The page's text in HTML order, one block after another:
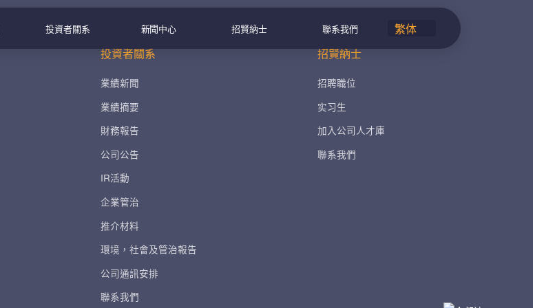
投資者關系 新聞中心 招賢納士 聯系我們
投資者關系
業績新聞
業績摘要
財務報告
公司公告
IR活動
企業管治
推介材料
環境，社會及管治報告
公司通訊安排
聯系我們
招賢納士
招聘職位
实习生
加入公司人才庫
聯系我們